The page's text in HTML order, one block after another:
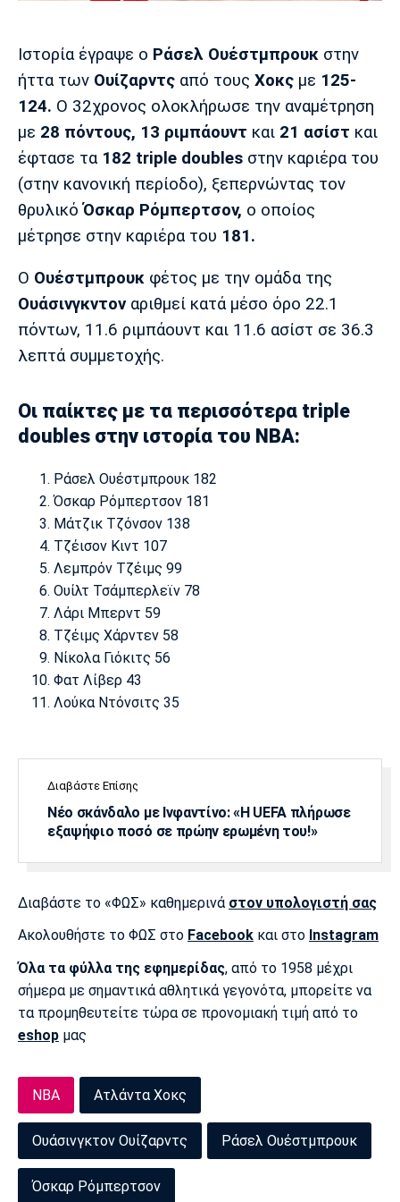
Πολιτισμός
Τραγούδια
Cine Spot
Running
Media
Πρόγραμμα TV
Ιωνικός Κηφισιά Πανσερραϊκός
Μπαρτσελόνα
Μαδρίτης
Μαδρίτης
Μάντσεστερ
Γιουνάιτεντ
Τσέλσι Άρσεναλ
Λίβερπουλ
Μάντσεστερ
Σίτι
Γιουβέντους
Ίντερ
Μπορούσια
Ντόρτμουντ
Πόρτο Μπενφίκα
Ιστορία έγραψε ο Ράσελ Ουέστμπρουκ στην
ήττα των Ουίζαρντς από τους Χοκς με 125-
124. Ο 32χρονος ολοκλήρωσε την αναμέτρηση
με 28 πόντους, 13 ριμπάουντ και 21 ασίστ και
έφτασε τα 182 triple doubles στην καριέρα του
(στην κανονική περίοδο), ξεπερνώντας τον
θρυλικόΌσκαρ Ρόμπερτσον, ο οποίος
μέτρησε στην καριέρα του 181.
Ο Ουέστμπρουκ φέτος με την ομάδα της
Ουάσινγκντοναριθμεί κατά μέσο όρο 22.1
πόντων, 11.6 ριμπάουντ και 11.6 ασίστ σε 36.3
λεπτά συμμετοχής.
Οι παίκτες με τα περισσότερα triple
doubles στην ιστορία του NBA:
Ράσελ Ουέστμπρουκ 182
Όσκαρ Ρόμπερτσον 181
Μάτζικ Τζόνσον 138
Τζέισον Κιντ 107
Λεμπρόν Τζέιμς 99
Oυίλτ Τσάμπερλεϊν 78
Λάρι Μπερντ 59
Τζέιμς Χάρντεν 58
Νίκολα Γιόκιτς 56
Φατ Λίβερ 43
Λούκα Ντόνσιτς 35
Διαβάστε Επίσης
Νέο σκάνδαλο με Ινφαντίνο: «Η UEFA πλήρωσε
εξαψήφιο ποσό σε πρώην ερωμένη του!»
Διαβάστε το «ΦΩΣ» καθημερινά στον υπολογιστή σας
Ακολουθήστε το ΦΩΣ στο Facebook και στο Instagram
Όλα τα φύλλα της εφημερίδας, από το 1958 μέχρι
σήμερα με σημαντικά αθλητικά γεγονότα, μπορείτε να
τα προμηθευτείτε τώρα σε προνομιακή τιμή από το
eshop μας
NBA Ατλάντα Χοκς
Ουάσινγκτον Ουίζαρντς Ράσελ Ουέστμπρουκ
Όσκαρ Ρόμπερτσον